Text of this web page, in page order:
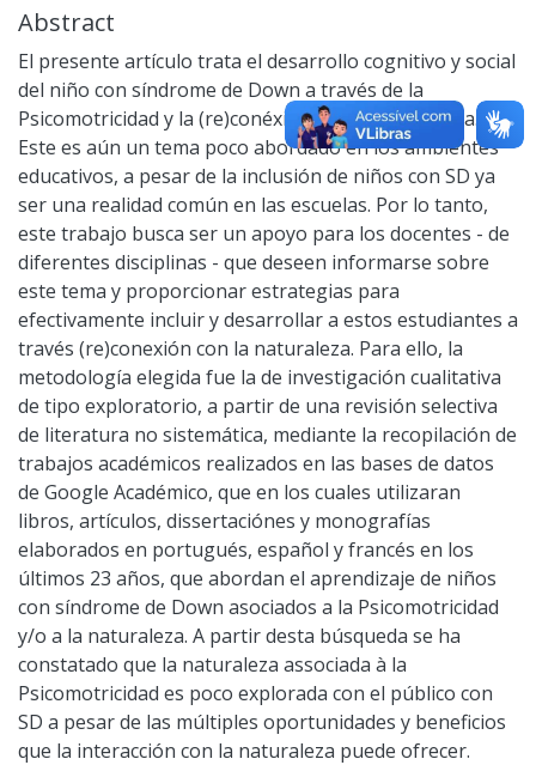
Abstract
El presente artículo trata el desarrollo cognitivo y social
del niño con síndrome de Down a través de la
Psicomotricidad y la (re)conéxion com la naturaleza.
Este es aún un tema poco abordado en los ambientes
educativos, a pesar de la inclusión de niños con SD ya
ser una realidad común en las escuelas. Por lo tanto,
este trabajo busca ser un apoyo para los docentes - de
diferentes disciplinas - que deseen informarse sobre
este tema y proporcionar estrategias para
efectivamente incluir y desarrollar a estos estudiantes a
través (re)conexión con la naturaleza. Para ello, la
metodología elegida fue la de investigación cualitativa
de tipo exploratorio, a partir de una revisión selectiva
de literatura no sistemática, mediante la recopilación de
trabajos académicos realizados en las bases de datos
de Google Académico, que en los cuales utilizaran
libros, artículos, dissertaciónes y monografías
elaborados en portugués, español y francés en los
últimos 23 años, que abordan el aprendizaje de niños
con síndrome de Down asociados a la Psicomotricidad
y/o a la naturaleza. A partir desta búsqueda se ha
constatado que la naturaleza associada à la
Psicomotricidad es poco explorada con el público con
SD a pesar de las múltiples oportunidades y beneficios
que la interacción con la naturaleza puede ofrecer.